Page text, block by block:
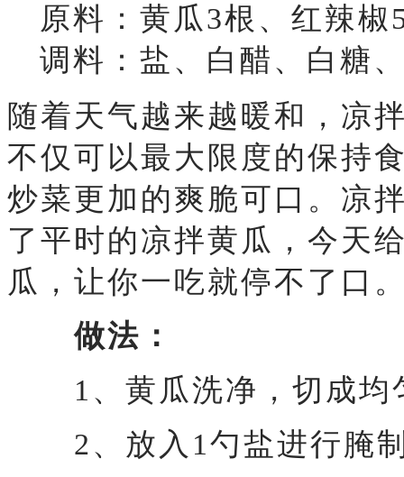
原料：黄瓜3根、红辣椒
调料：盐、白醋、白糖
随着天气越来越暖和，凉
不仅可以最大限度的保持
炒菜更加的爽脆可口。凉
了平时的凉拌黄瓜，今天
瓜，让你一吃就停不了口
做法：
1、黄瓜洗净，切成均
2、放入1勺盐进行腌